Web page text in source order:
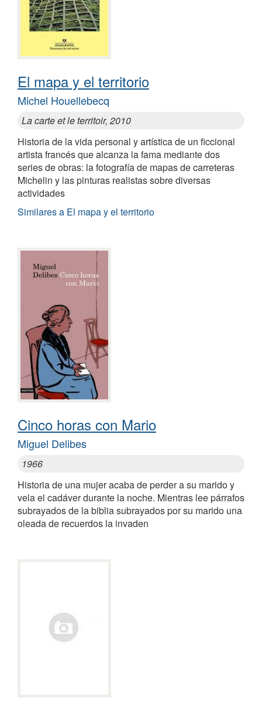
El mapa y el territorio
Michel Houellebecq
La carte et le territoir, 2010
Historia de la vida personal y artística de un ficcional
artista francés que alcanza la fama mediante dos
series de obras: la fotografía de mapas de carreteras
Michelin y las pinturas realistas sobre diversas
actividades
Similares a El mapa y el territorio
Cinco horas con Mario
Miguel Delibes
1966
Historia de una mujer acaba de perder a su marido y
vela el cadáver durante la noche. Mientras lee párrafos
subrayados de la biblia subrayados por su marido una
oleada de recuerdos la invaden